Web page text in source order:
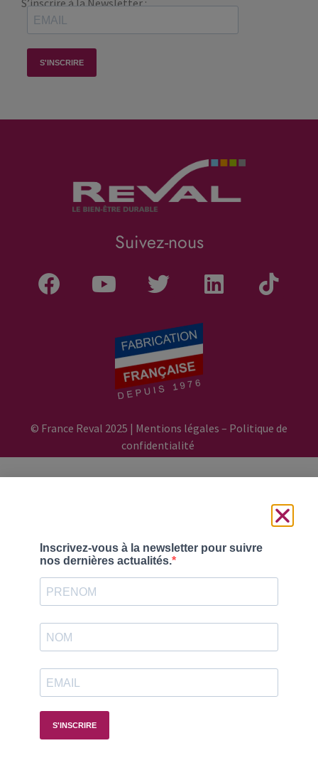
Suivez-nous
© France Reval 2025 | Mentions légales – Politique de
confidentialité